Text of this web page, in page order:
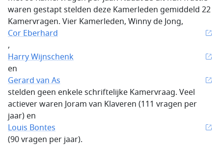
waren gestapt stelden deze Kamerleden gemiddeld 22
Kamervragen. Vier Kamerleden, Winny de Jong,
Cor Eberhard
,
Harry Wijnschenk
en
Gerard van As
stelden geen enkele schriftelijke Kamervraag. Veel
actiever waren Joram van Klaveren (111 vragen per
jaar) en
Louis Bontes
(90 vragen per jaar).